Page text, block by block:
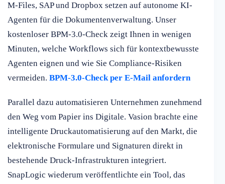
M-Files, SAP und Dropbox setzen auf autonome KI-
Agenten für die Dokumentenverwaltung. Unser
kostenloser BPM-3.0-Check zeigt Ihnen in wenigen
Minuten, welche Workflows sich für kontextbewusste
Agenten eignen und wie Sie Compliance-Risiken
vermeiden. BPM-3.0-Check per E-Mail anfordern
Parallel dazu automatisieren Unternehmen zunehmend
den Weg vom Papier ins Digitale. Vasion brachte eine
intelligente Druckautomatisierung auf den Markt, die
elektronische Formulare und Signaturen direkt in
bestehende Druck-Infrastrukturen integriert.
SnapLogic wiederum veröffentlichte ein Tool, das